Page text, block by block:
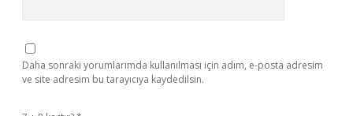
Daha sonraki yorumlarımda kullanılması için adım, e-posta adresim
ve site adresim bu tarayıcıya kaydedilsin.